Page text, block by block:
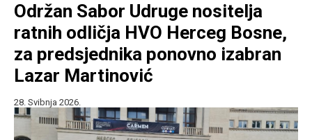
Održan Sabor Udruge nositelja
ratnih odličja HVO Herceg Bosne,
za predsjednika ponovno izabran
Lazar Martinović
28. Svibnja 2026.